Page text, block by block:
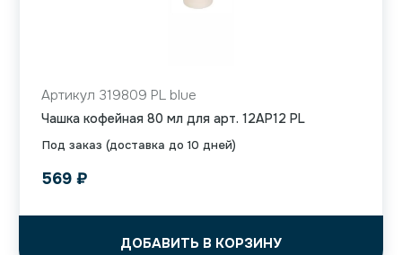
Под заказ (доставка до 10 дней)
Артикул 319809 PL blue
Чашка кофейная 80 мл для арт. 12AP12 PL
569 ₽
ДОБАВИТЬ В КОРЗИНУ